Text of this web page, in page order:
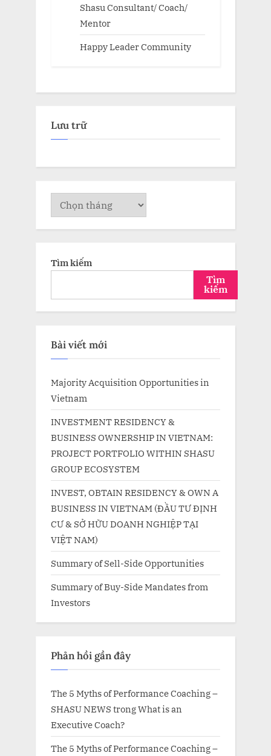
Shasu Consultant/ Coach/
Mentor
Happy Leader Community
Lưu trữ
Lưu
trữ
Tìm kiếm
Tìm
kiếm
Bài viết mới
Majority Acquisition Opportunities in
Vietnam
INVESTMENT RESIDENCY &
BUSINESS OWNERSHIP IN VIETNAM:
PROJECT PORTFOLIO WITHIN SHASU
GROUP ECOSYSTEM
INVEST, OBTAIN RESIDENCY & OWN A
BUSINESS IN VIETNAM (ĐẦU TƯ ĐỊNH
CƯ & SỞ HỮU DOANH NGHIỆP TẠI
VIỆT NAM)
Summary of Sell-Side Opportunities
Summary of Buy-Side Mandates from
Investors
Phản hồi gần đây
The 5 Myths of Performance Coaching –
SHASU NEWS trongWhat is an
Executive Coach?
The 5 Myths of Performance Coaching –